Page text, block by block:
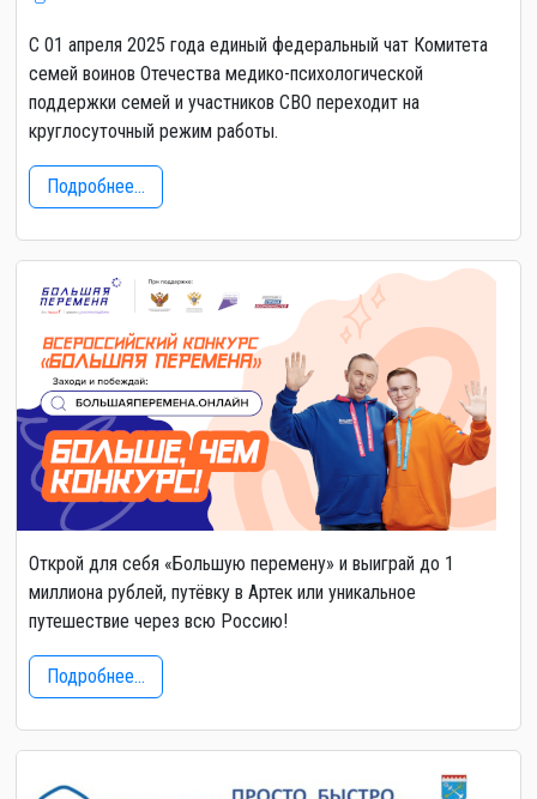
С 01 апреля 2025 года единый федеральный чат Комитета
семей воинов Отечества медико-психологической
поддержки семей и участников СВО переходит на
круглосуточный режим работы.
Подробнее...
Открой для себя «Большую перемену» и выиграй до 1
миллиона рублей, путёвку в Артек или уникальное
путешествие через всю Россию!
Подробнее...